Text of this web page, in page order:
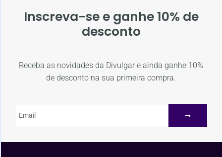
Inscreva-se e ganhe 10% de
desconto
Receba as novidades da Divulgar e ainda ganhe 10%
de desconto na sua primeira compra.